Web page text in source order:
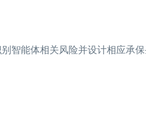
智能体相关风险并设计相应承